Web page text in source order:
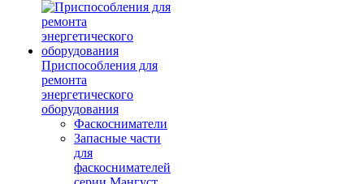
Приспособления для
ремонта
энергетического
оборудования
Фаскосниматели
Запасные части
для
фаскоснимателей